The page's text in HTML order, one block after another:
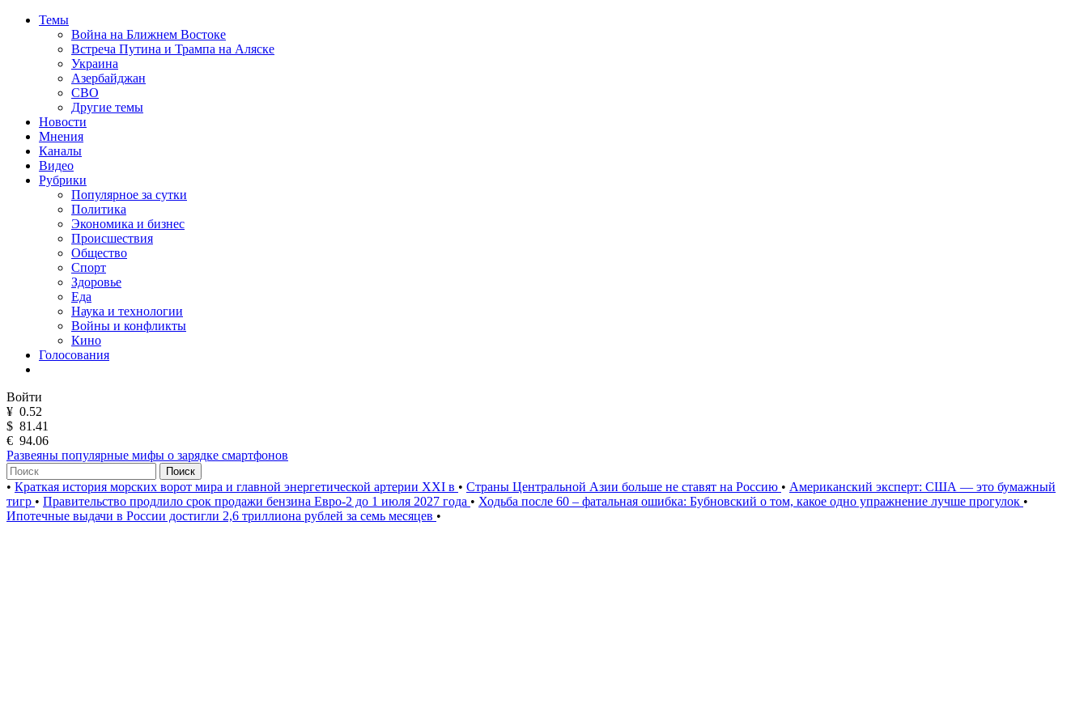
Темы
Война на Ближнем Востоке
Встреча Путина и Трампа на Аляске
Украина
Азербайджан
СВО
Другие темы
Новости
Мнения
Каналы
Видео
Рубрики
Популярное за сутки
Политика
Экономика и бизнес
Происшествия
Общество
Спорт
Здоровье
Еда
Наука и технологии
Войны и конфликты
Кино
Голосования
Войти
¥ 0.52
$ 81.41
€ 94.06
Развеяны популярные мифы о зарядке смартфонов
Поиск
• Краткая история морских ворот мира и главной энергетической артерии XXI в • Страны Центральной Азии больше не ставят на Россию • Американский эксперт: США — это бумажный
тигр • Правительство продлило срок продажи бензина Евро-2 до 1 июля 2027 года • Ходьба после 60 – фатальная ошибка: Бубновский о том, какое одно упражнение лучше прогулок •
Ипотечные выдачи в России достигли 2,6 триллиона рублей за семь месяцев •